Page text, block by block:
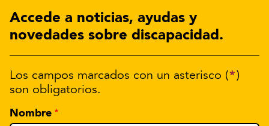
Accede a noticias, ayudas y
novedades sobre discapacidad.
Los campos marcados con un asterisco (*)
son obligatorios.
Nombre